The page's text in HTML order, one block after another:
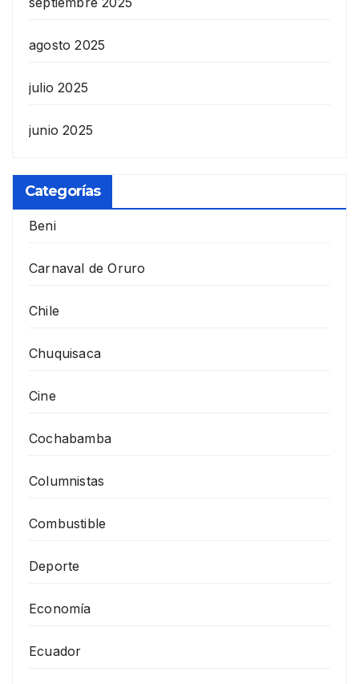
agosto 2025
julio 2025
junio 2025
Categorías
Beni
Carnaval de Oruro
Chile
Chuquisaca
Cine
Cochabamba
Columnistas
Combustible
Deporte
Economía
Ecuador